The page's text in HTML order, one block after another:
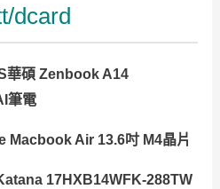
dcard
華碩 Zenbook A14
筆電
Macbook Air 13.6吋 M4晶片
17HXB14WFK-288TW